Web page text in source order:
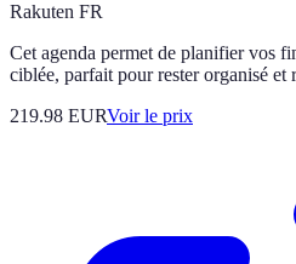
Rakuten FR
Cet agenda permet de planifier vos
ciblée, parfait pour rester organisé et
219.98 EURVoir le prix